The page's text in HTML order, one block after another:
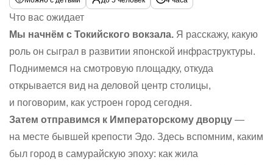
Что вас ожидает
Мы начнём с Токийского вокзала. Я расскажу, какую
роль он сыграл в развитии японской инфраструктуры.
Поднимемся на смотровую площадку, откуда
открывается вид на деловой центр столицы,
и поговорим, как устроен город сегодня.
Затем отправимся к Императорскому дворцу —
на месте бывшей крепости Эдо. Здесь вспомним, каким
был город в самурайскую эпоху: как жила